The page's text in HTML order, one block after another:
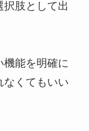
択肢として出
機能を明確に
なくてもいい